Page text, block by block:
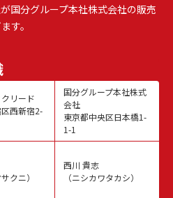
国分グループ本社株式会社の販売
す。
リード
西新宿2-
クニ）
国分グループ本社株式
会社
東京都中央区日本橋1-
1-1
西川 貴志
（ニシカワタカシ）